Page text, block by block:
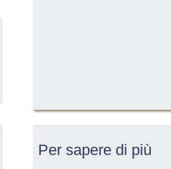
Per sapere di più